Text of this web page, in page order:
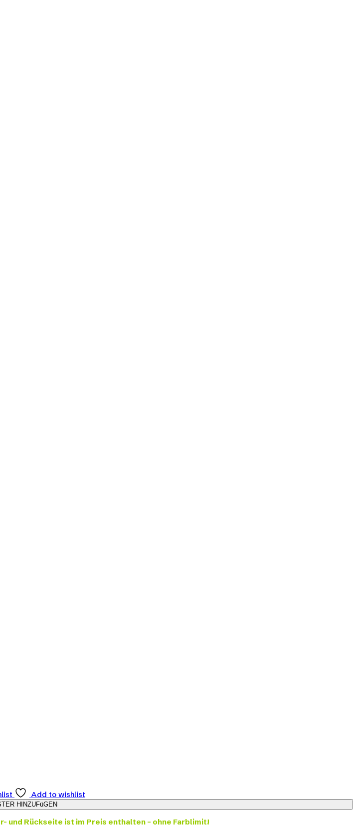
Add to wishlist
und Rückseite ist im Preis enthalten – ohne Farblimit!